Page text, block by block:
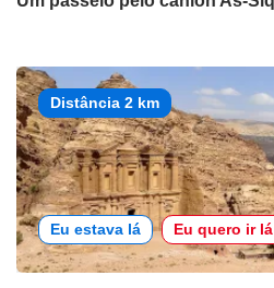
Distância 2 km
Eu estava lá Eu quero ir lá